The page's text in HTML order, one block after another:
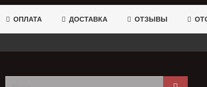
ОПЛАТА ДОСТАВКА ОТЗЫВЫ